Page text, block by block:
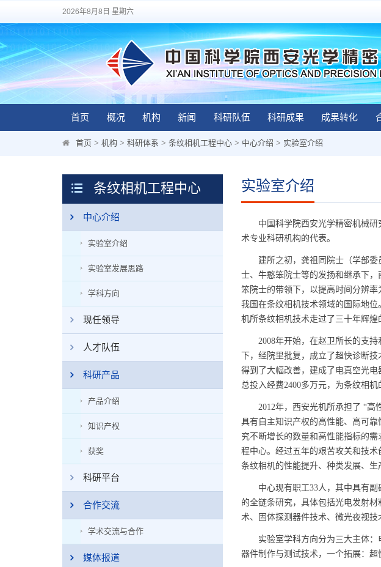
2026年8月8日 星期六
首页 概况 机构 新闻 科研队伍 科研成果 成果转化
首页 > 机构 > 科研体系 > 条纹相机工程中心 > 中心介绍 > 实验室介绍
条纹相机工程中心
中心介绍
实验室介绍
实验室发展思路
学科方向
现任领导
人才队伍
科研产品
产品介绍
知识产权
获奖
科研平台
合作交流
学术交流与合作
媒体报道
实验室介绍
中国科学院西安光学精密机械研究
术专业科研机构的代表。
建所之初，龚祖同院士（学部委
士、牛憨笨院士等的发扬和继承下
笨院士的带领下，以提高时间分辨
我国在条纹相机技术领域的国际地
机所条纹相机技术走过了三十年辉煌
2008年开始，在赵卫所长的支持
下，经院里批复，成立了超快诊断
得到了大幅改善，建成了电真空光
总投入经费2400多万元，为条纹相
2012年，西安光机所承担了 “高性
具有自主知识产权的高性能、高可
究不断增长的数量和高性能指标的
程中心。经过五年的艰苦攻关和技
条纹相机的性能提升、种类发展、生
中心现有职工33人，其中具有副
的全链条研究，具体包括光电发射
术、固体探测器件技术、微光夜视
实验室学科方向分为三大主体：
器件制作与测试技术，一个拓展：超